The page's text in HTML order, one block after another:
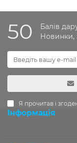
50
Балів
Новинки,
Я прочитав і
Інформація